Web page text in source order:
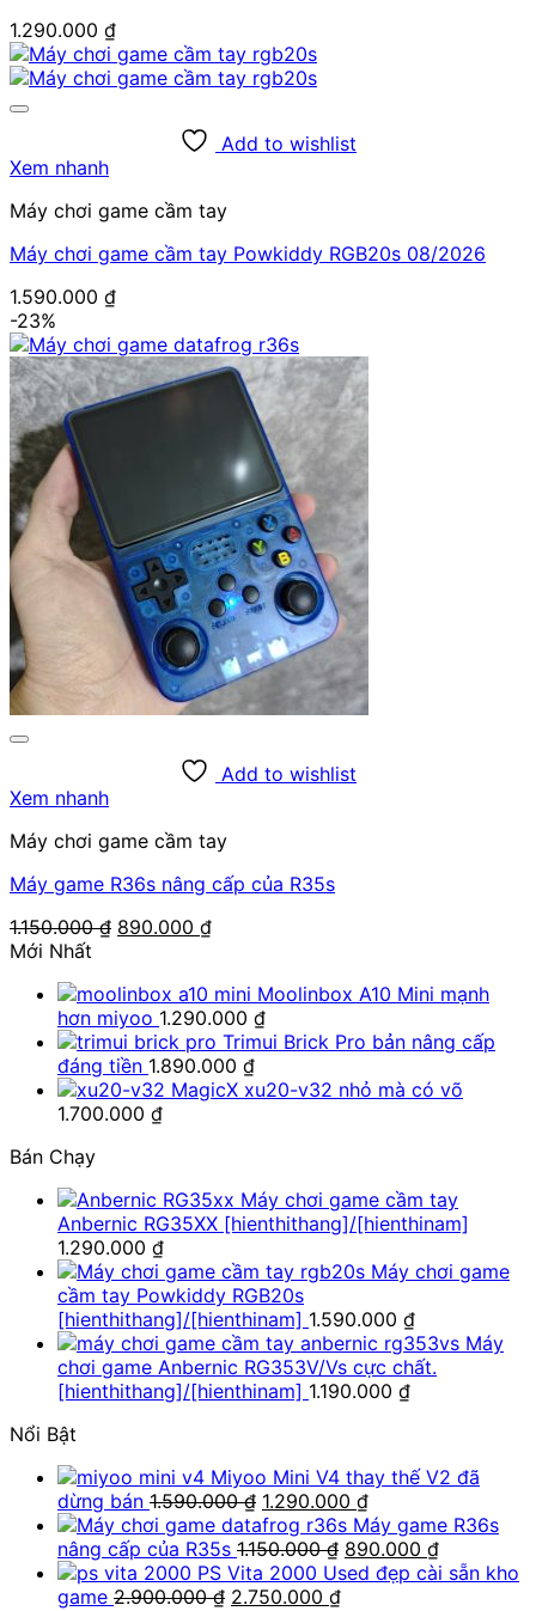
1.290.000 ₫
Add to wishlist
Xem nhanh
Máy chơi game cầm tay
Máy chơi game cầm tay Powkiddy RGB20s 08/2026
1.590.000 ₫
-23%
Add to wishlist
Xem nhanh
Máy chơi game cầm tay
Máy game R36s nâng cấp của R35s
1.150.000₫ Giá
1.150.000 ₫.
890.000 ₫Giá
là:
890.000 ₫.
Mới Nhất
Moolinbox A10 Mini mạnh
hơn miyoo 1.290.000 ₫
Trimui Brick Pro bản nâng cấp
đáng tiền 1.890.000 ₫
MagicX xu20-v32 nhỏ mà có võ
1.700.000 ₫
Bán Chạy
Máy chơi game cầm tay
Anbernic RG35XX [hienthithang]/[hienthinam]
1.290.000 ₫
Máy chơi game
cầm tay Powkiddy RGB20s
[hienthithang]/[hienthinam] 1.590.000 ₫
Máy
chơi game Anbernic RG353V/Vs cực chất.
[hienthithang]/[hienthinam] 1.190.000 ₫
Nổi Bật
Miyoo Mini V4 thay thế V2 đã
dừng bán 1.590.000₫ Giá
gốc
là:
1.590.000 ₫.
1.290.000 ₫Giá
hiện
tại
là:
Máy game R36s
nâng cấp của R35s 1.150.000₫ Giá
gốc
890.000 ₫Giá
hiện
PS Vita 2000 Used đẹp cài sẵn kho
game 2.900.000₫ Giá
2.750.000 ₫Giá